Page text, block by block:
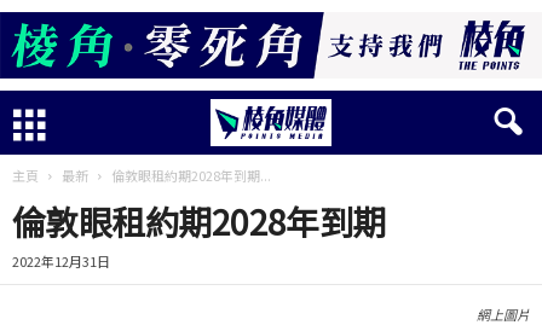
主頁 最新 倫敦眼租約期2028年到期...
倫敦眼租約期2028年到期
2022年12月31日
網上圖片